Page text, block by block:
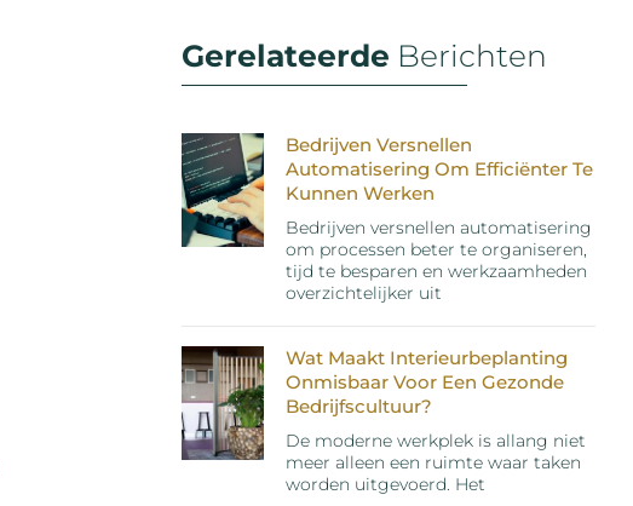
Gerelateerde Berichten
Bedrijven Versnellen
Automatisering Om Efficiënter Te
Kunnen Werken
Bedrijven versnellen automatisering
om processen beter te organiseren,
tijd te besparen en werkzaamheden
overzichtelijker uit
Wat Maakt Interieurbeplanting
Onmisbaar Voor Een Gezonde
Bedrijfscultuur?
De moderne werkplek is allang niet
meer alleen een ruimte waar taken
worden uitgevoerd. Het